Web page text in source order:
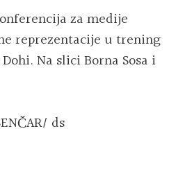
za medije
reprezentacije u trening
Na slici Borna Sosa i
ds